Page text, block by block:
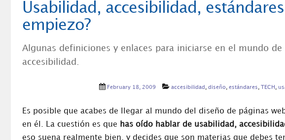
Usabilidad, accesibilidad,
empiezo?
Algunas definiciones y enlaces para iniciarse en el mundo
accesibilidad.
February 18, 2009 accesibilidad , diseño , estándares , TECH ,
Es posible que acabes de llegar al mundo del diseño de páginas
en él. La cuestión es que has oído hablar de usabilidad,
eso suena realmente bien, y decides que son materias que debes